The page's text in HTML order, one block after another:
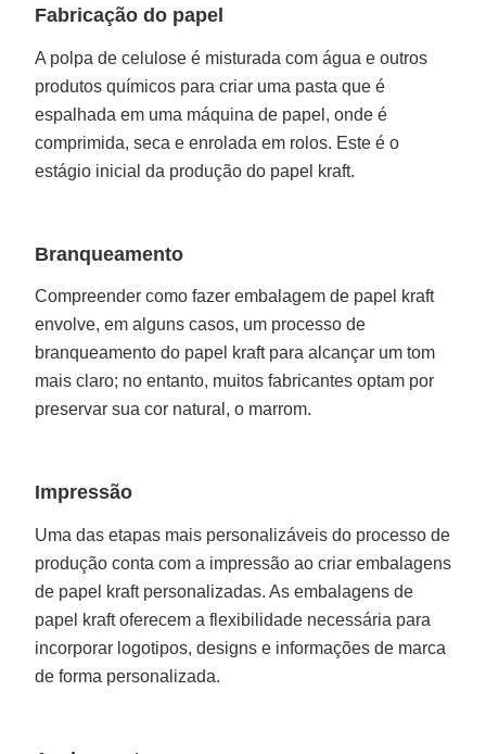
Fabricação do papel
A polpa de celulose é misturada com água e outros
produtos químicos para criar uma pasta que é
espalhada em uma máquina de papel, onde é
comprimida, seca e enrolada em rolos. Este é o
estágio inicial da produção do papel kraft.
Branqueamento
Compreender como fazer embalagem de papel kraft
envolve, em alguns casos, um processo de
branqueamento do papel kraft para alcançar um tom
mais claro; no entanto, muitos fabricantes optam por
preservar sua cor natural, o marrom.
Impressão
Uma das etapas mais personalizáveis do processo de
produção conta com a impressão ao criar embalagens
de papel kraft personalizadas. As embalagens de
papel kraft oferecem a flexibilidade necessária para
incorporar logotipos, designs e informações de marca
de forma personalizada.